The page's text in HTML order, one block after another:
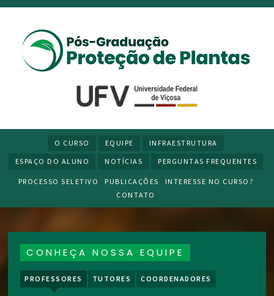
O CURSO EQUIPE
INFRAESTRUTURA
ESPAÇO DO ALUNO
NOTÍCIAS PERGUNTAS FREQUENTES
PROCESSO SELETIVO PUBLICAÇÕES
INTERESSE NO CURSO?
CONTATO
CONHEÇA NOSSA EQUIPE
PROFESSORES TUTORES COORDENADORES